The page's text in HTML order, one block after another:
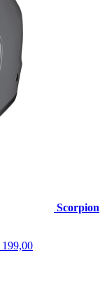
Scorpion
199,00